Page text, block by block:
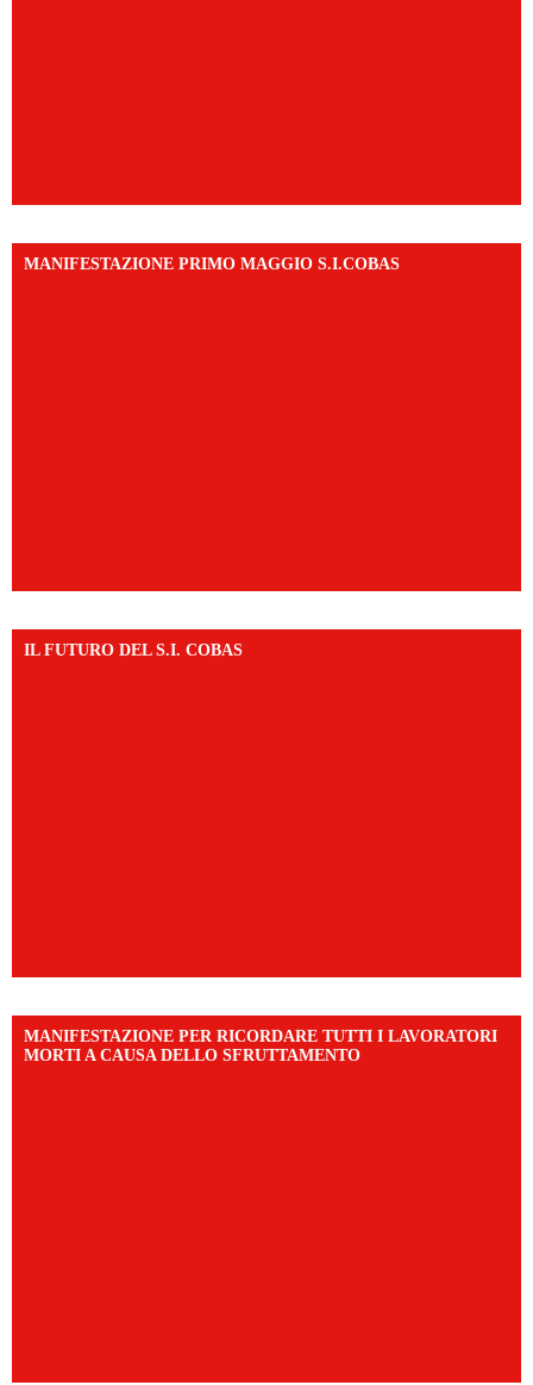
MANIFESTAZIONE PRIMO MAGGIO S.I.COBAS
IL FUTURO DEL S.I. COBAS
MANIFESTAZIONE PER RICORDARE TUTTI I LAVORATORI
MORTI A CAUSA DELLO SFRUTTAMENTO